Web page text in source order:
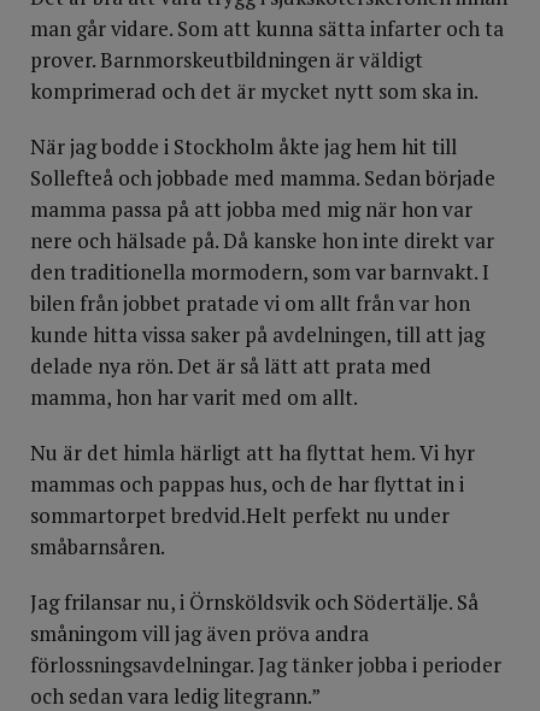
man går vidare. Som att kunna sätta infarter och ta
prover. Barnmorskeutbildningen är väldigt
komprimerad och det är mycket nytt som ska in.
När jag bodde i Stockholm åkte jag hem hit till
Sollefteå och jobbade med mamma. Sedan började
mamma passa på att jobba med mig när hon var
nere och hälsade på. Då kanske hon inte direkt var
den traditionella mormodern, som var barnvakt. I
bilen från jobbet pratade vi om allt från var hon
kunde hitta vissa saker på avdelningen, till att jag
delade nya rön. Det är så lätt att prata med
mamma, hon har varit med om allt.
Nu är det himla härligt att ha flyttat hem. Vi hyr
mammas och pappas hus, och de har flyttat in i
sommartorpet bredvid.Helt perfekt nu under
småbarnsåren.
Jag frilansar nu, i Örnsköldsvik och Södertälje. Så
småningom vill jag även pröva andra
förlossningsavdelningar. Jag tänker jobba i perioder
och sedan vara ledig litegrann.”